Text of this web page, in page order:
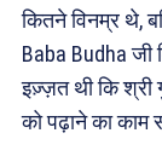
कितने विनम्र थे,
Baba Budha
इज़्ज़त थी कि श्री
को पढ़ाने का काम